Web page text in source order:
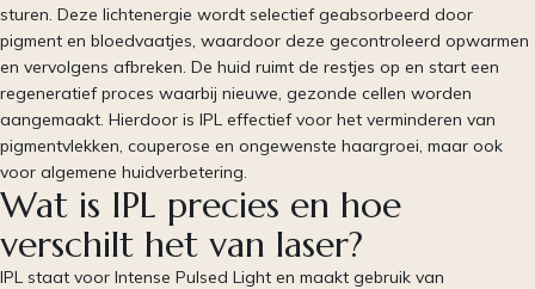
sturen. Deze lichtenergie wordt selectief geabsorbeerd door
pigment en bloedvaatjes, waardoor deze gecontroleerd opwarmen
en vervolgens afbreken. De huid ruimt de restjes op en start een
regeneratief proces waarbij nieuwe, gezonde cellen worden
aangemaakt. Hierdoor is IPL effectief voor het verminderen van
pigmentvlekken, couperose en ongewenste haargroei, maar ook
voor algemene huidverbetering.
Wat is IPL precies en hoe
verschilt het van laser?
IPL staat voor Intense Pulsed Light en maakt gebruik van